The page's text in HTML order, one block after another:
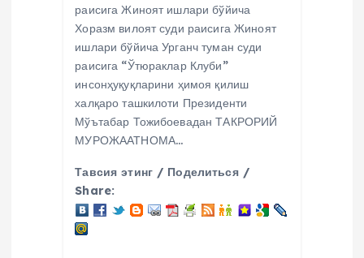
раисига Жиноят ишлари бўйича
Хоразм вилоят суди раисига Жиноят
ишлари бўйича Урганч туман суди
раисига “Ўтюраклар Клуби”
инсонҳуқуқларини ҳимоя қилиш
халқаро ташкилоти Президенти
Мўътабар Тожибоевадан ТАКРОРИЙ
МУРОЖААТНОМА…
Тавсия этинг / Поделиться /
Share: